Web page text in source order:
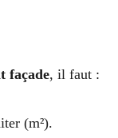
façade, il faut :
(m²).